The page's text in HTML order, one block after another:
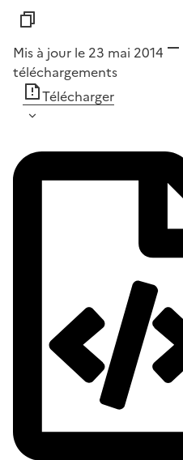
Mis à jour le 23 mai 2014
téléchargements
Télécharger